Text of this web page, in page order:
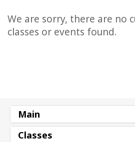
Açın
We are sorry, there are no
classes or events found.
Main
Classes